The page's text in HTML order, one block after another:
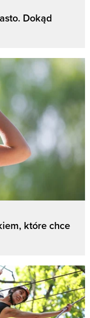
Dokąd
które chce